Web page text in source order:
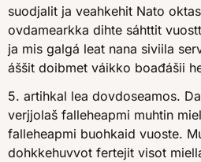
suodjalit ja veahkehit Nato
ovdamearkka dihte sáhttit
ja mis galgá leat nana siviila
áššit doibmet váikko boađášii
5. artihkal lea dovdoseamos.
verjjolaš falleheapmi muhtin
falleheapmi buohkaid vuoste.
dohkkehuvvot fertejit visot